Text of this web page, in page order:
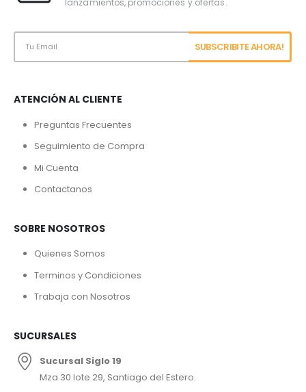
lanzamientos, promociones y ofertas.
ATENCIÓN AL CLIENTE
Preguntas Frecuentes
Seguimiento de Compra
Mi Cuenta
Contactanos
SOBRE NOSOTROS
Quienes Somos
Terminos y Condiciones
Trabaja con Nosotros
SUCURSALES
Sucursal Siglo 19
Mza 30 lote 29, Santiago del Estero.